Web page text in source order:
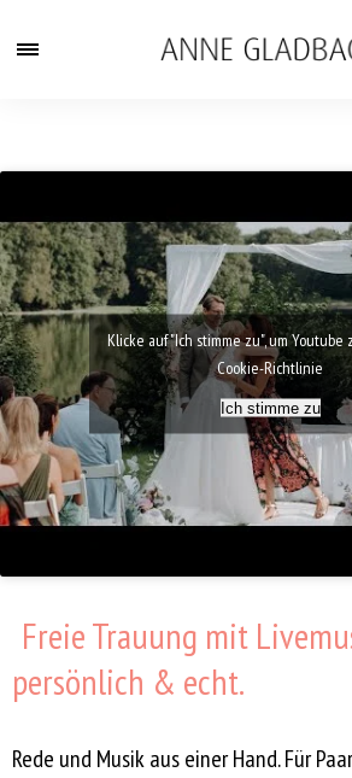
Klicke auf "Ich stimme zu", um
Cookie-Richtlinie
Ich stimme zu
Freie Trauung mit
persönlich & echt.
Rede und Musik aus einer Hand. Für